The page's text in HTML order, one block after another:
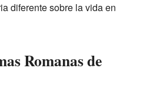
diferente sobre la vida en
Romanas de